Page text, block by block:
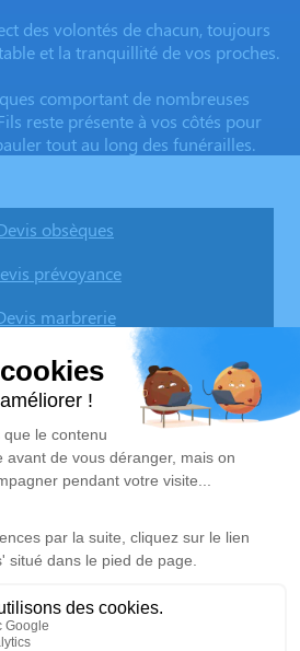
des volontés de chacun, toujours
et la tranquillité de vos proches.
comportant de nombreuses
reste présente à vos côtés pour
tout au long des funérailles.
obsèques
prévoyance
marbrerie
- 59133 - Phalempin
LEMIERE - SINGEZ